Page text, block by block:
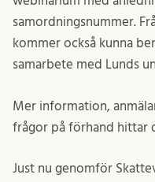
samordningsnummer.
kommer också kunna
samarbete med Lunds
Mer information,
frågor på förhand hittar
Just nu genomför